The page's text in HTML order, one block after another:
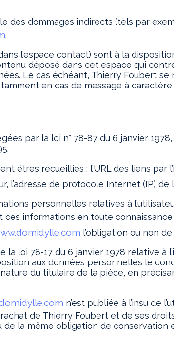
dommages indirects (tels par
.
l’espace contact) sont à la
déposé dans cet espace qui
Le cas échéant, Thierry Foubert
en cas de message à
par la loi n° 78-87 du 6 janvier 1978,
êtres recueillies : l’URL des liens par
l’adresse de protocole Internet (IP) de
personnelles relatives à
ces informations en toute
l’obligation ou non
loi 78-17 du 6 janvier 1978 relative à
aux données personnelles le
du titulaire de la pièce, en
n’est publiée à l’insu de
de Thierry Foubert et de ses
la même obligation de conservation